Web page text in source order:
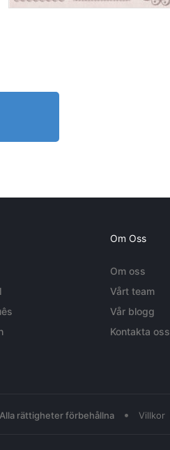
Om Oss
Om oss
Vårt team
Vår blogg
Kontakta oss
rättigheter förbehållna • Villkor